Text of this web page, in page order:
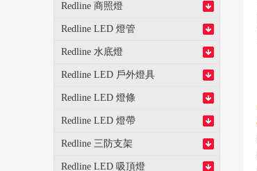
Redline 商照燈
Redline LED 燈管
Redline 水底燈
Redline LED 戶外燈具
Redline LED 燈條
Redline LED 燈帶
Redline 三防支架
Redline LED 吸頂燈